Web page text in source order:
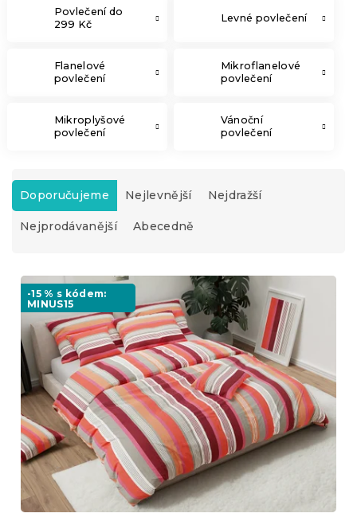
Povlečení do
299 Kč
Levné povlečení
Flanelové
povlečení
Mikroflanelové
povlečení
Mikroplyšové
povlečení
Vánoční
povlečení
Ř
z
e
p
o
d
u
ů
Doporučujeme Nejlevnější Nejdražší
Nejprodávanější Abecedně
V
p
o
d
u
k
ů
-15 % s kódem:
MINUS15